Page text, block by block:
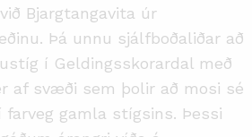
Bjargtangavita úr
Þá unnu sjálfboðaliðar að
í Geldingsskorardal með
af svæði sem þolir að mosi sé
gamla stígsins. Þessi